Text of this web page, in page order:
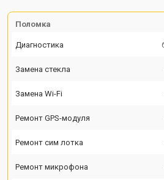
Поломка
Диагностика
Замена стекла
Замена Wi-Fi
Ремонт GPS-модуля
Ремонт сим лотка
Ремонт микрофона